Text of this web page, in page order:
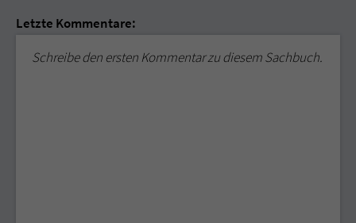
Letzte Kommentare:
Schreibe den ersten Kommentar zu diesem Sachbuch.